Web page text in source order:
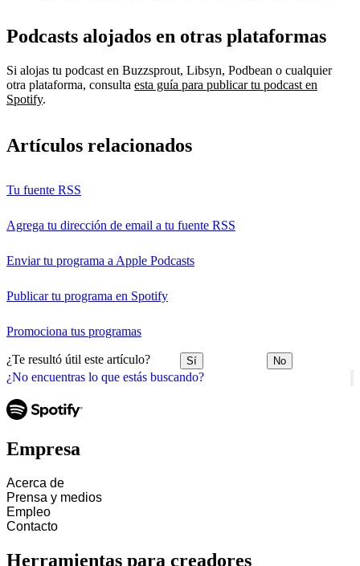
¿No encuentras lo que estás buscando?
Podcasts alojados en otras plataformas
Si alojas tu podcast en Buzzsprout, Libsyn, Podbean o cualquier
otra plataforma, consulta esta guía para publicar tu podcast en
Spotify.
Artículos relacionados
Tu fuente RSS
Agrega tu dirección de email a tu fuente RSS
Enviar tu programa a Apple Podcasts
Publicar tu programa en Spotify
Promociona tus programas
¿Te resultó útil este artículo? Sí No
Empresa
Acerca de
Prensa y medios
Empleo
Contacto
Herramientas para creadores